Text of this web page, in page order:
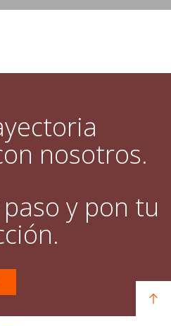
nosotros.
y pon tu